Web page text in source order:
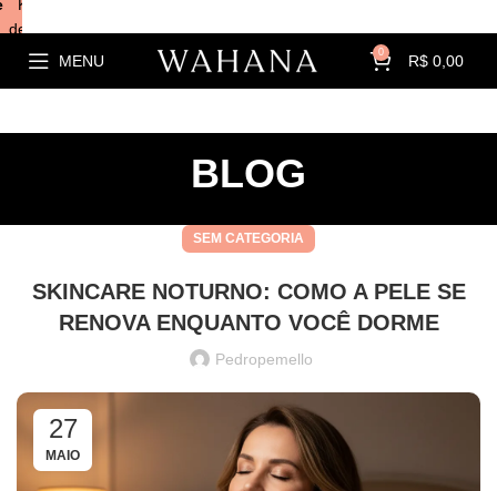
MENU 0 R$ 0,00
BLOG
SEM CATEGORIA
SKINCARE NOTURNO: COMO A PELE SE
RENOVA ENQUANTO VOCÊ DORME
Pedropemello
27
MAIO
Kits com
descontos!